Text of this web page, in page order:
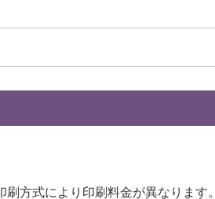
方式により印刷料金が異なります